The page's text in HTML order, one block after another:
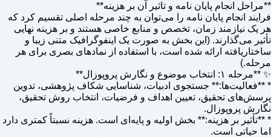
**مراحل انجام پایان نامه و تاثیر آن بر هزینه**
فرایند انجام پایان نامه را می‌توان به چند مرحله اصلی تقسیم کرد که
هر یک نیازمند زمان، تخصص و منابع خاصی هستند و بر هزینه نهایی
تأثیر می‌گذارند. (این بخش به صورت یک اینفوگرافیک متنی زیبا و
ساختاریافته ارائه شده است، با استفاده از نمادهای بصری برای هر
مرحله.)
✨ **مرحله ۱: انتخاب موضوع و نگارش پروپوزال**
* **فعالیت‌ها:** جستجوی ادبیات، شناسایی شکاف پژوهشی، تدوین
پرسش‌های تحقیق، تعیین اهداف و فرضیات، انتخاب روش تحقیق،
نگارش پروپوزال.
* **تأثیر بر هزینه:** بخش اولیه و پایه‌ای است. هزینه نسبتاً کمتری دارد
اما حیاتی است.